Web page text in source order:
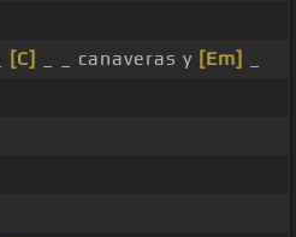
[C] _ _ canaveras y [Em]